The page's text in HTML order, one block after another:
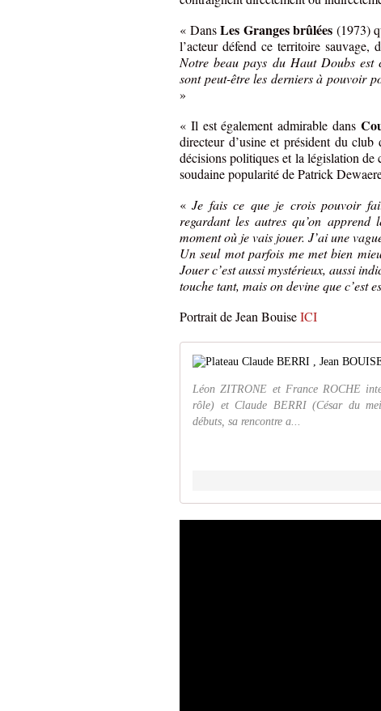
« DansLes Granges brûlées (1973)
l’acteur défend ce territoire sauvage,
Notre beau pays du Haut Doubs est
sont peut-être les derniers à pouvoir
»
« Il est également admirable dans
directeur d’usine et président du
décisions politiques et la législation
soudaine popularité de Patrick
«Je fais ce que je crois pouvoir
regardant les autres qu’on
moment où je vais jouer. J’ai une
Un seul mot parfois me met bien
Jouer c’est aussi mystérieux, aussi
touche tant, mais on devine que c’est
Portrait de Jean BouiseICI
Léon ZITRONE et France ROCHE
rôle) et Claude BERRI (César du
débuts, sa rencontre a...